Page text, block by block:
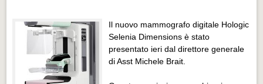
Progetti Realizzati
EVENTI
Il nuovo mammografo digitale Hologic
Selenia Dimensions è stato
presentato ieri dal direttore generale
di Asst Michele Brait.